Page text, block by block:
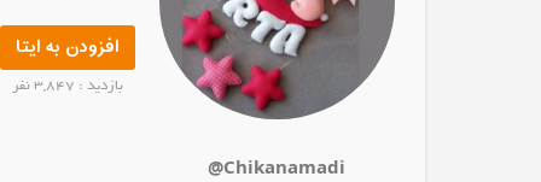
@Chikanamadi
افزودن به ایتا
بازدید : 3,847 نفر
کانال ایتا 📚
عضو
کانال ایتا روستای دیولق
عضو کانال شوید